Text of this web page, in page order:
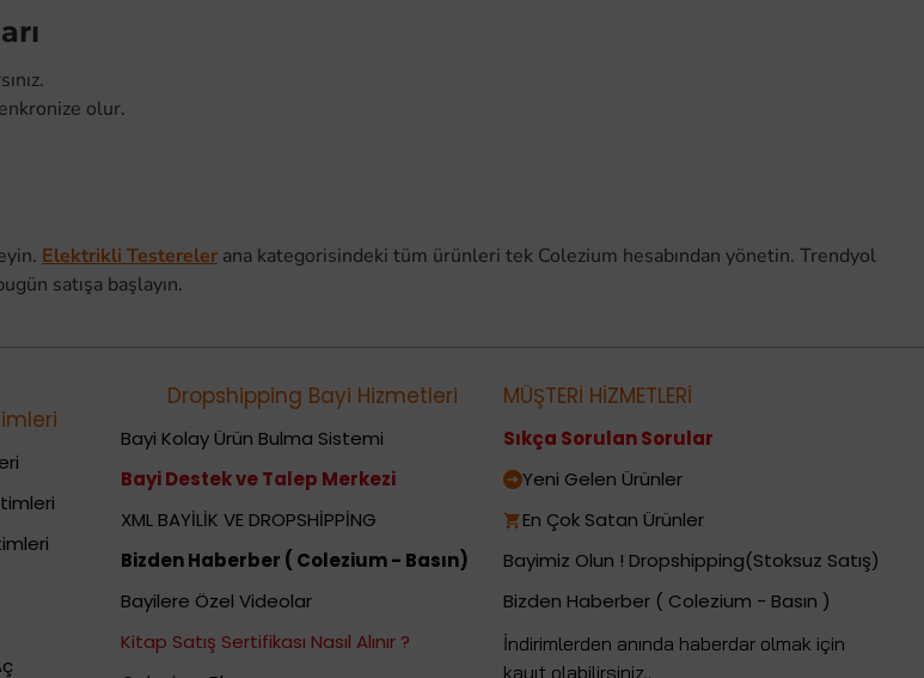
olur.
Elektrikli Testereler ana kategorisindeki tüm ürünleri tek Colezium hesabından yönetin. Trendyol
satışa başlayın.
Dropshipping Bayi Hizmetleri
Bayi Kolay Ürün Bulma Sistemi
Bayi Destek ve Talep Merkezi
XML BAYİLİK VE DROPSHİPPİNG
Bizden Haberber ( Colezium - Basın)
Bayilere Özel Videolar
Kitap Satış Sertifikası Nasıl Alınır ?
MÜŞTERİ HİZMETLERİ
Sıkça Sorulan Sorular
Yeni Gelen Ürünler
En Çok Satan Ürünler
Bayimiz Olun ! Dropshipping(Stoksuz Satış)
Bizden Haberber ( Colezium - Basın )
İndirimlerden anında haberdar olmak için
kayıt olabilirsiniz..